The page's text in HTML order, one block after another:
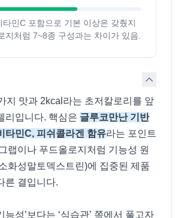
타민C 포함으로 기본 이상은 갖췄지
지처럼 7~8종 구성과는 차이가 있음.
지 맛과 2kcal라는 초저칼로리를 앞
리입니다. 핵심은 글루코만난 기반
타민C, 피쉬콜라겐 함유라는 포인트
랩이나 푸드올로지처럼 기능성 원
화성말토덱스트린)에 집중된 제품
른 결입니다.
능성’보다는 ‘식습관’ 쪽에서 풀고자